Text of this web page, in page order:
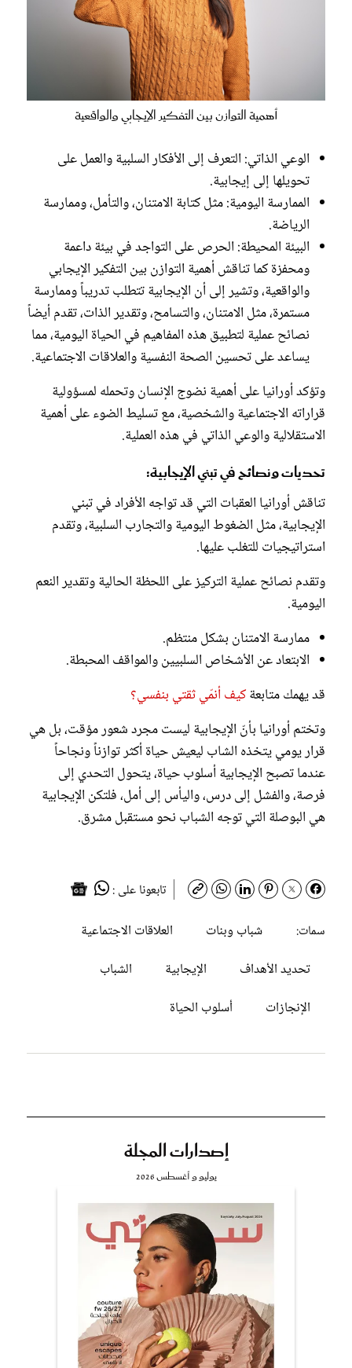
أهمية التوازن بين التفكير الإيجابي والواقعية
الوعي الذاتي: التعرف إلى الأفكار السلبية والعمل على
تحويلها إلى إيجابية.
الممارسة اليومية: مثل كتابة الامتنان، والتأمل، وممارسة
الرياضة.
البيئة المحيطة: الحرص على التواجد في بيئة داعمة
ومحفزة كما تناقش أهمية التوازن بين التفكير الإيجابي
والواقعية، وتشير إلى أن الإيجابية تتطلب تدريباً وممارسة
مستمرة، مثل الامتنان، والتسامح، وتقدير الذات، تقدم أيضاً
نصائح عملية لتطبيق هذه المفاهيم في الحياة اليومية، مما
يساعد على تحسين الصحة النفسية والعلاقات الاجتماعية.
وتؤكد أورانيا على أهمية نضوج الإنسان وتحمله لمسؤولية
قراراته الاجتماعية والشخصية، مع تسليط الضوء على أهمية
الاستقلالية والوعي الذاتي في هذه العملية.
تحديات ونصائح في تبني الإيجابية:
تناقش أورانيا العقبات التي قد تواجه الأفراد في تبني
الإيجابية، مثل الضغوط اليومية والتجارب السلبية، وتقدم
استراتيجيات للتغلب عليها.
وتقدم نصائح عملية التركيز على اللحظة الحالية وتقدير النعم
اليومية.
ممارسة الامتنان بشكل منتظم.
الابتعاد عن الأشخاص السلبيين والمواقف المحبطة.
قد يهمك متابعةكيف أنمّي ثقتي بنفسي؟
وتختم أورانيا بأنّ الإيجابية ليست مجرد شعور مؤقت، بل هي
قرار يومي يتخذه الشاب ليعيش حياة أكثر توازناً ونجاحاً
عندما تصبح الإيجابية أسلوب حياة، يتحول التحدي إلى
فرصة، والفشل إلى درس، واليأس إلى أمل، فلتكن الإيجابية
هي البوصلة التي توجه الشباب نحو مستقبل مشرق.
تابعونا على :
سمات:
شباب وبنات
العلاقات الاجتماعية
تحديد الأهداف
الإيجابية
الشباب
الإنجازات
أسلوب الحياة
إصدارات المجلة
يوليو و أغسطس 2026